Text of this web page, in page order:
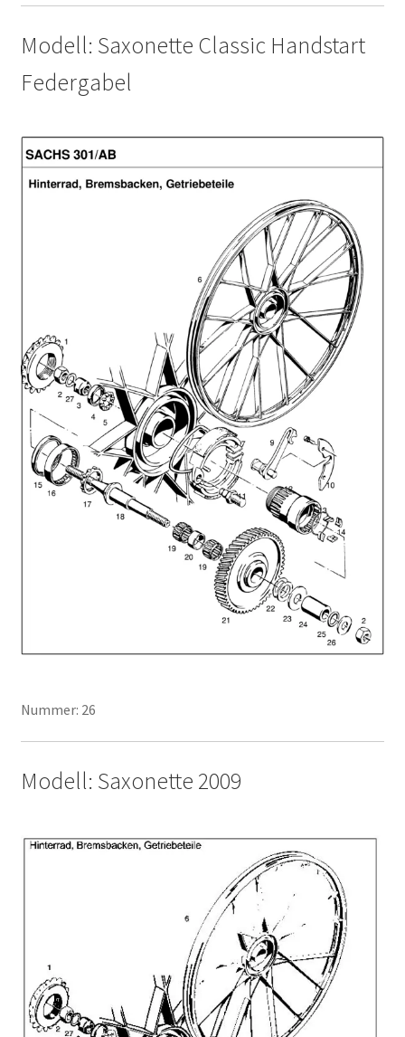
Modell: Saxonette Classic Handstart
Federgabel
Nummer: 26
Modell: Saxonette 2009